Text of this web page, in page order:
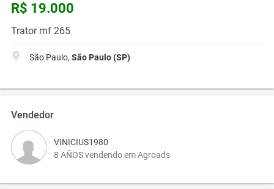
R$ 19.000
Trator mf 265
São Paulo, São Paulo (SP)
Vendedor
VINICIUS1980
8 AÑOS vendendo em Agroads